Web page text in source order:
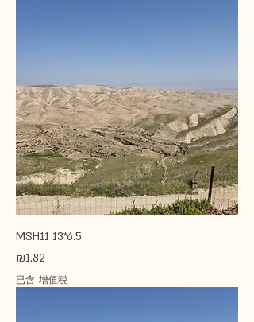
MSH11 13*6.5
價格
₪1.82
已含 增值税